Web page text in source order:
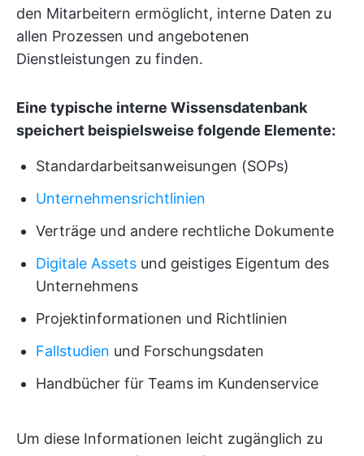
den Mitarbeitern ermöglicht, interne Daten zu
allen Prozessen und angebotenen
Dienstleistungen zu finden.
Eine typische interne Wissensdatenbank
speichert beispielsweise folgende Elemente:
Standardarbeitsanweisungen (SOPs)
Unternehmensrichtlinien
Verträge und andere rechtliche Dokumente
Digitale Assets und geistiges Eigentum des
Unternehmens
Projektinformationen und Richtlinien
Fallstudien und Forschungsdaten
Handbücher für Teams im Kundenservice
Um diese Informationen leicht zugänglich zu